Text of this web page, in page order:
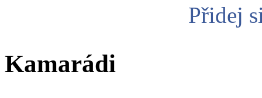
Přidej
Kamarádi